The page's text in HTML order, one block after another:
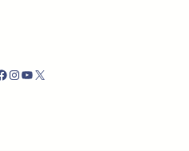
Instagram
YouTube
X